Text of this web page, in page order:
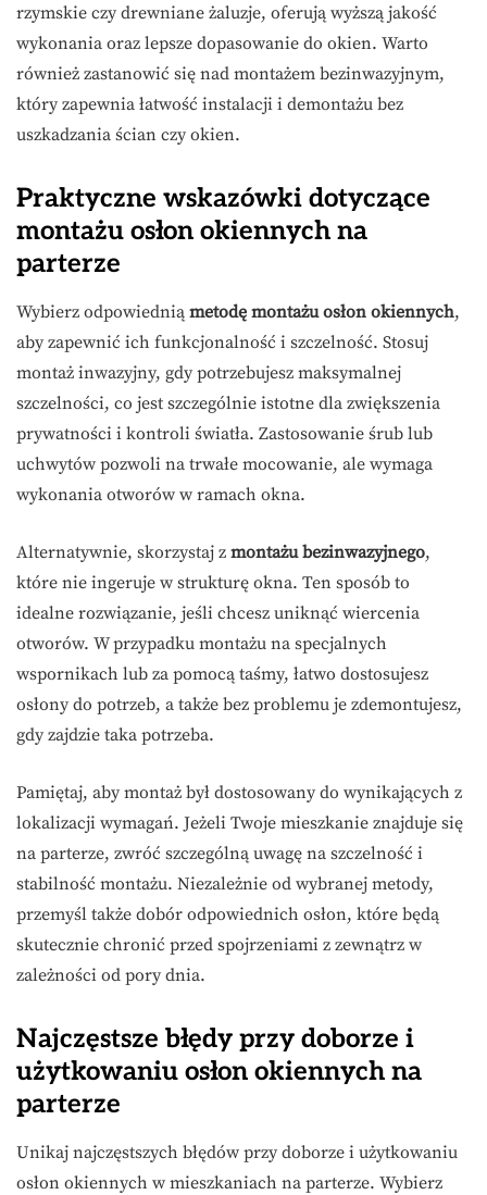
rzymskie czy drewniane żaluzje, oferują wyższą jakość
wykonania oraz lepsze dopasowanie do okien. Warto
również zastanowić się nad montażem bezinwazyjnym,
który zapewnia łatwość instalacji i demontażu bez
uszkadzania ścian czy okien.
Praktyczne wskazówki dotyczące
montażu osłon okiennych na
parterze
Wybierz odpowiednią metodę montażu osłon okiennych,
aby zapewnić ich funkcjonalność i szczelność. Stosuj
montaż inwazyjny, gdy potrzebujesz maksymalnej
szczelności, co jest szczególnie istotne dla zwiększenia
prywatności i kontroli światła. Zastosowanie śrub lub
uchwytów pozwoli na trwałe mocowanie, ale wymaga
wykonania otworów w ramach okna.
Alternatywnie, skorzystaj z montażu bezinwazyjnego,
które nie ingeruje w strukturę okna. Ten sposób to
idealne rozwiązanie, jeśli chcesz uniknąć wiercenia
otworów. W przypadku montażu na specjalnych
wspornikach lub za pomocą taśmy, łatwo dostosujesz
osłony do potrzeb, a także bez problemu je zdemontujesz,
gdy zajdzie taka potrzeba.
Pamiętaj, aby montaż był dostosowany do wynikających z
lokalizacji wymagań. Jeżeli Twoje mieszkanie znajduje się
na parterze, zwróć szczególną uwagę na szczelność i
stabilność montażu. Niezależnie od wybranej metody,
przemyśl także dobór odpowiednich osłon, które będą
skutecznie chronić przed spojrzeniami z zewnątrz w
zależności od pory dnia.
Najczęstsze błędy przy doborze i
użytkowaniu osłon okiennych na
parterze
Unikaj najczęstszych błędów przy doborze i użytkowaniu
osłon okiennych w mieszkaniach na parterze. Wybierz